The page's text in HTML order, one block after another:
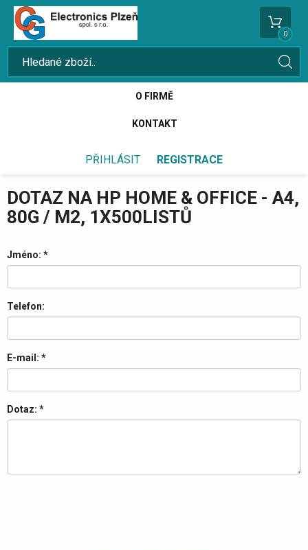
0
O FIRMĚ
KONTAKT
PŘIHLÁSIT REGISTRACE
DOTAZ NA HP HOME & OFFICE - A4,
80G / M2, 1X500LISTŮ
Jméno: *
Telefon:
E-mail: *
Dotaz: *